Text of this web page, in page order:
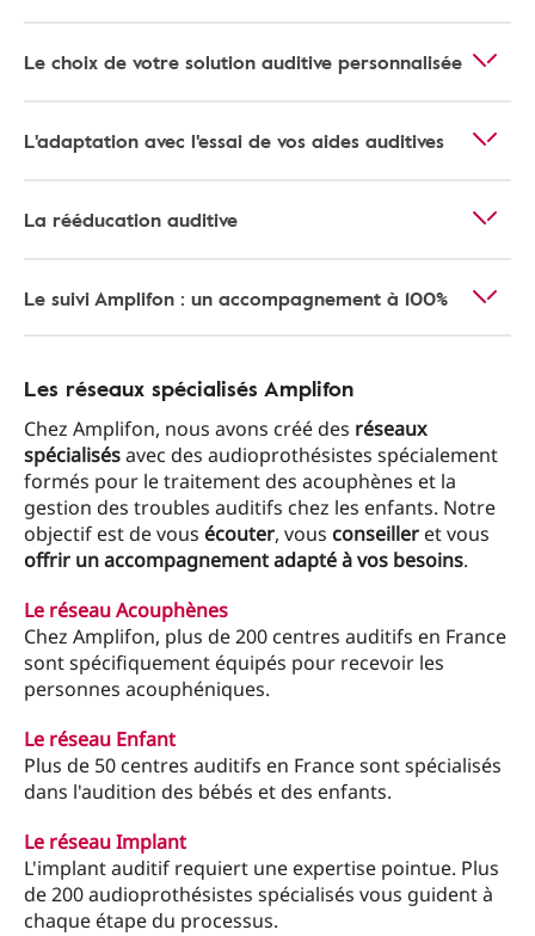
Le choix de votre solution auditive personnalisée
L'adaptation avec l'essai de vos aides auditives
La rééducation auditive
Le suivi Amplifon : un accompagnement à 100%
Les réseaux spécialisés Amplifon
Chez Amplifon, nous avons créé des réseaux
spécialisésavec des audioprothésistes spécialement
formés pour le traitement des acouphènes et la
gestion des troubles auditifs chez les enfants. Notre
objectif est de vous écouter, vous conseiller et vous
offrir un accompagnement adapté à vos besoins.
Le réseau Acouphènes
Chez Amplifon, plus de 200 centres auditifs en France
sont spécifiquement équipés pour recevoir les
personnes acouphéniques.
Le réseau Enfant
Plus de 50 centres auditifs en France sont spécialisés
dans l'audition des bébés et des enfants.
Le réseau Implant
L'implant auditif requiert une expertise pointue. Plus
de 200 audioprothésistes spécialisés vous guident à
chaque étape du processus.